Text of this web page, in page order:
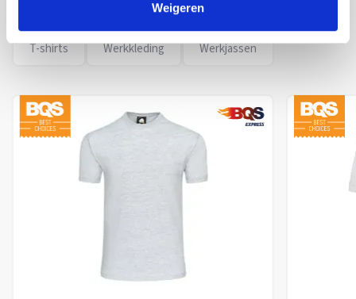
Weigeren
T-shirts Werkkleding Werkjassen